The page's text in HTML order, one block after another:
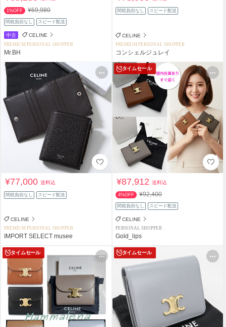
1%OFF ¥69,980
関税負担なし スピード配送
中古 CELINE
PREMIUM PERSONAL SHOPPER
Mr.BH
関税負担なし スピード配送
CELINE
PREMIUM PERSONAL SHOPPER
コンシェルジュレイ
¥77,000送料込
関税負担なし スピード配送
CELINE
PREMIUM PERSONAL SHOPPER
IMPORT SELECT musee
タイムセール
¥87,912送料込
4%OFF ¥92,400
関税負担なし スピード配送
CELINE
PERSONAL SHOPPER
Gold_lips
タイムセール タイムセール